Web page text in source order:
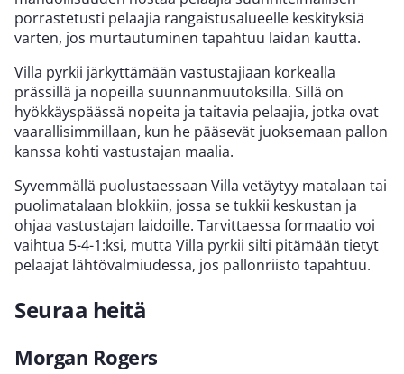
porrastetusti pelaajia rangaistusalueelle keskityksiä
varten, jos murtautuminen tapahtuu laidan kautta.
Villa pyrkii järkyttämään vastustajiaan korkealla
prässillä ja nopeilla suunnanmuutoksilla. Sillä on
hyökkäyspäässä nopeita ja taitavia pelaajia, jotka ovat
vaarallisimmillaan, kun he pääsevät juoksemaan pallon
kanssa kohti vastustajan maalia.
Syvemmällä puolustaessaan Villa vetäytyy matalaan tai
puolimatalaan blokkiin, jossa se tukkii keskustan ja
ohjaa vastustajan laidoille. Tarvittaessa formaatio voi
vaihtua 5-4-1:ksi, mutta Villa pyrkii silti pitämään tietyt
pelaajat lähtövalmiudessa, jos pallonriisto tapahtuu.
Seuraa heitä
Morgan Rogers